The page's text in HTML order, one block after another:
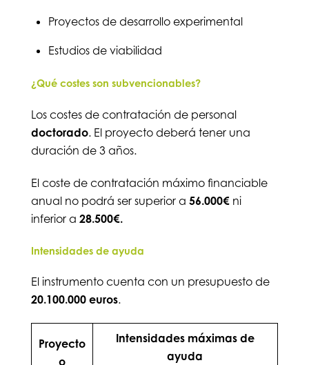
Proyectos de desarrollo experimental
Estudios de viabilidad
¿Qué costes son subvencionables?
Los costes de contratación de personal
doctorado. El proyecto deberá tener una
duración de 3 años.
El coste de contratación máximo financiable
anual no podrá ser superior a 56.000€ni
inferior a 28.500€.
Intensidades de ayuda
El instrumento cuenta con un presupuesto de
20.100.000 euros.
Proyecto
o
Intensidades máximas de
ayuda